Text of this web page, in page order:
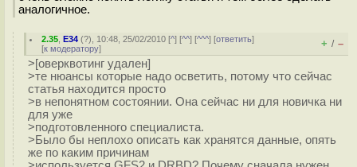
аналогичное.
2.35 ,E34 (?), 10:48, 25/02/2010 [^] [^^] [^^^] [ответить]
[к модератору] + / –
>[оверквотинг удален]
>те нюансы которые надо осветить, потому что сейчас
статья находится просто
>в непонятном состоянии. Она сейчас ни для новичка ни
для уже
>подготовленного специалиста.
>Было бы неплохо описать как хранятся данные, опять
же по каким причинам